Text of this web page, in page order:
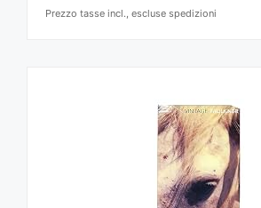
Prezzo tasse incl., escluse spedizioni